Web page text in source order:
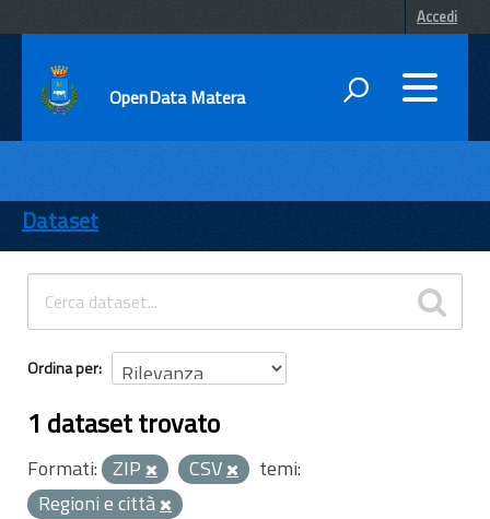
Accedi
OpenData Matera
ENTI
TEMI
INFORMAZIONI
Dataset
Ordina per
1 dataset trovato
Formati: ZIP CSV
temi:
Regioni e città